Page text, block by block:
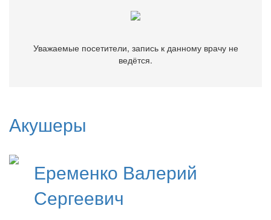
Уважаемые посетители, запись к данному врачу не
ведётся.
Акушеры
Еременко Валерий
Сергеевич